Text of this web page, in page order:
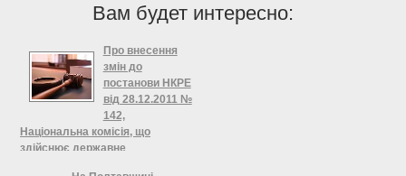
Вам будет интересно:
Про внесення
змін до
постанови НКРЕ
від 28.12.2011 №
142,
Національна комісія, що
здійснює державне